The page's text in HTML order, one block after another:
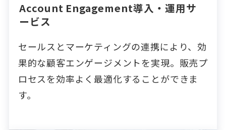
Account Engagement導入・運用サ
ービス
セールスとマーケティングの連携により、効
果的な顧客エンゲージメントを実現。販売プ
ロセスを効率よく最適化することができま
す。